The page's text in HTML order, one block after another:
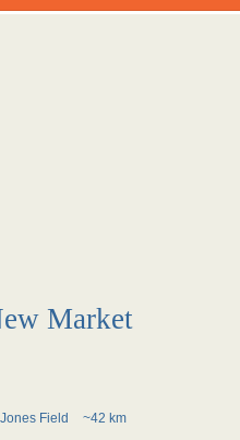
Market
Field ~42 km